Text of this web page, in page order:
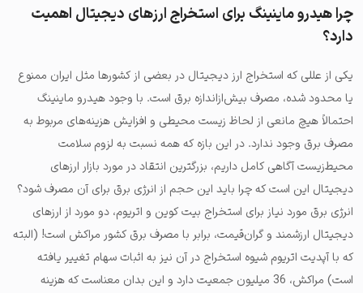
چرا هیدرو ماینینگ برای استخراج ارزهای دیجیتال اهمیت
دارد؟
یکی از عللی که استخراج ارز دیجیتال در بعضی از کشورها مثل ایران ممنوع
یا محدود شده، مصرف بیش‌ازاندازه برق است. با وجود هیدرو ماینینگ
احتمالاً هیچ مانعی از لحاظ زیست محیطی و افزایش هزینه‌های مربوط به
مصرف برق وجود ندارد. در این بازه که همه نسبت به لزوم سلامت
محیط‌زیست آگاهی کامل داریم، بزرگترین انتقاد در مورد بازار ارزهای
دیجیتال این است که چرا باید این حجم از انرژی برق برای آن مصرف شود؟
انرژی برق مورد نیاز برای استخراج بیت کوین و اتریوم، دو مورد از ارزهای
دیجیتال ارزشمند و گران‌قیمت، برابر با مصرف برق کشور مراکش است! (البته
که با آپدیت اتریوم شیوه استخراج در آن نیز به اثبات سهام تغییر یافته
است) مراکش، 36 میلیون جمعیت دارد و این بدان معناست که هزینه